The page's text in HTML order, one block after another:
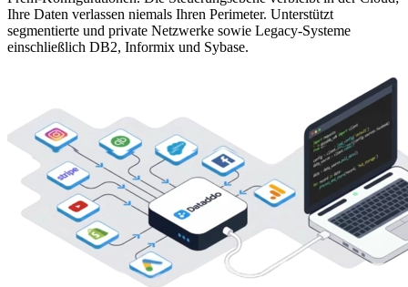
Ihre Daten verlassen niemals Ihren Perimeter. Unterstützt
segmentierte und private Netzwerke sowie Legacy-Systeme
einschließlich DB2, Informix und Sybase.